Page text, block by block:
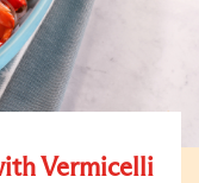
Vermicelli